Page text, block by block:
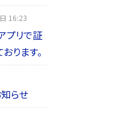
16:23
プリで証
ります。
らせ